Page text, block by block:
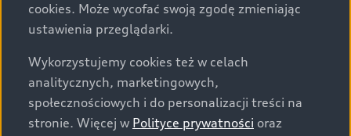
informacji prosimy kontaktować się z Partnerem Marki
Audi.
Wszystkie produkowane obecnie samochody marki Audi
są wykonywane z materiałów spełniających pod
względem możliwości odzysku i recyklingu wymagania
określone w normie ISO 22628 i są zgodne z
cookies. Może wycofać swoją zgodę zmieniając
ustawienia przeglądarki.
Wykorzystujemy cookies też w celach
analitycznych, marketingowych,
społecznościowych i do personalizacji treści na
stronie. Więcej w Polityce prywatności oraz